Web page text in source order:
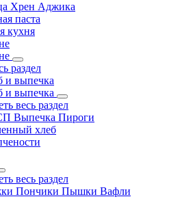
Хрен Аджика
паста
кухня
раздел
и выпечка
и выпечка
весь раздел
Выпечка Пироги
хлеб
весь раздел
Пончики Пышки Вафли